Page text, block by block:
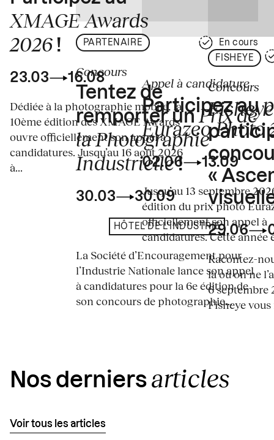
XMAGE Awards
2026 !
23.03 16.08
Dédiée à la photographie mobile, la
10ème édition des XMAGE Awards
ouvre officiellement son appel à
candidatures. Jusqu’au 16 août 2026
à...
PARTENAIRE En cours
Concours
Tentez de
remporter unPrix de
la Photographie
Industrielle!
30.03 30.09
HÔTEL DE L'INDUSTRIE
La Société d’Encouragement pour
l’Industrie Nationale lance son appel
à candidatures pour la 6e édition de
son concours de photographie...
Appel à candidature
Participez au
Eurazeo Photo
02.06 13.09
Jusqu’au 13 septembre
édition du prix photo
officiellement son appel à
candidatures. Cette année
FISHEYE
Concours
Fisheye
«
29.06
Racontez-
là où on ne
6 septembre
Fisheye
Nos derniers articles
Voir tous les articles